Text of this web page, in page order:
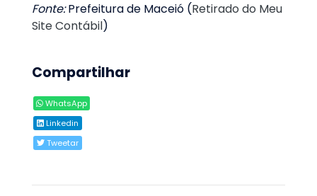
Fonte:Prefeitura de Maceió (Retirado do Meu
Site Contábil)
Compartilhar
WhatsApp
Linkedin
Tweetar